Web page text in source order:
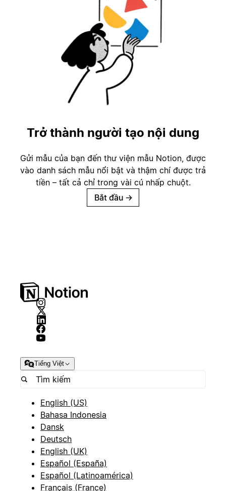
Trở thành người tạo nội dung
Gửi mẫu của bạn đến thư viện mẫu Notion, được
vào danh sách mẫu nổi bật và thậm chí được trả
tiền – tất cả chỉ trong vài cú nhấp chuột.
Bắt đầu →
Tiếng Việt
English (US)
Bahasa Indonesia
Dansk
Deutsch
English (UK)
Español (España)
Español (Latinoamérica)
Français (France)